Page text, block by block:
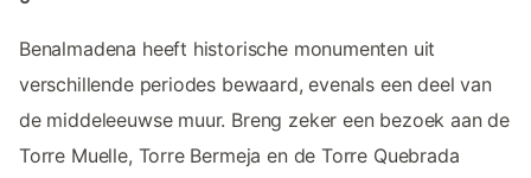
Benalmadena heeft historische monumenten uit
verschillende periodes bewaard, evenals een deel van
de middeleeuwse muur. Breng zeker een bezoek aan de
Torre Muelle, Torre Bermeja en de Torre Quebrada